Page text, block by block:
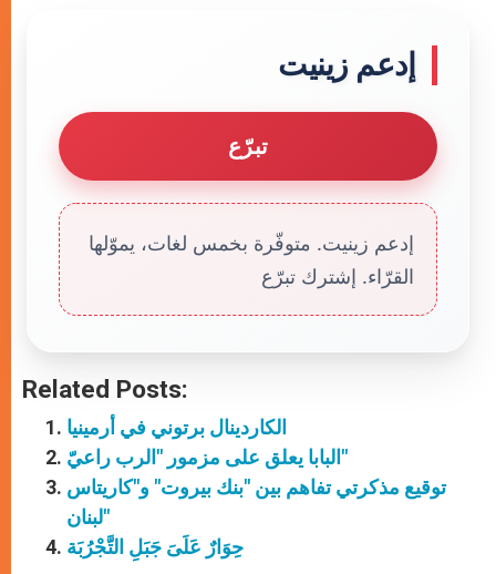
إدعم زينيت
تبرّع
إدعم زينيت. متوفّرة بخمس لغات، يموّلها
القرّاء. إشترك تبرّع
Related Posts:
الكاردينال برتوني في أرمينيا
البابا يعلق على مزمور "الرب راعيّ"
توقيع مذكرتي تفاهم بين "بنك بيروت" و"كاريتاس
لبنان"
حِوَارٌ عَلَىَ جَبَلِ التَّجْرُبَة